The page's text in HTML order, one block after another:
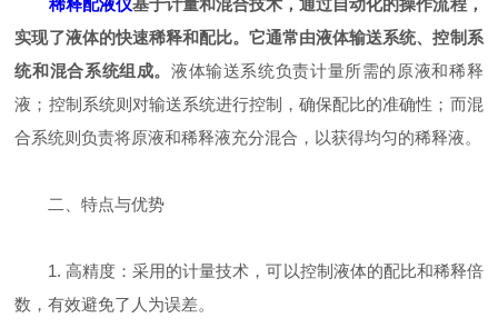
稀释配液仪基于计量和混合技术，通过自动化的操作流程，
实现了液体的快速稀释和配比。它通常由液体输送系统、控制系
统和混合系统组成。液体输送系统负责计量所需的原液和稀释
液；控制系统则对输送系统进行控制，确保配比的准确性；而混
合系统则负责将原液和稀释液充分混合，以获得均匀的稀释液。
二、特点与优势
1. 高精度：采用的计量技术，可以控制液体的配比和稀释倍
数，有效避免了人为误差。